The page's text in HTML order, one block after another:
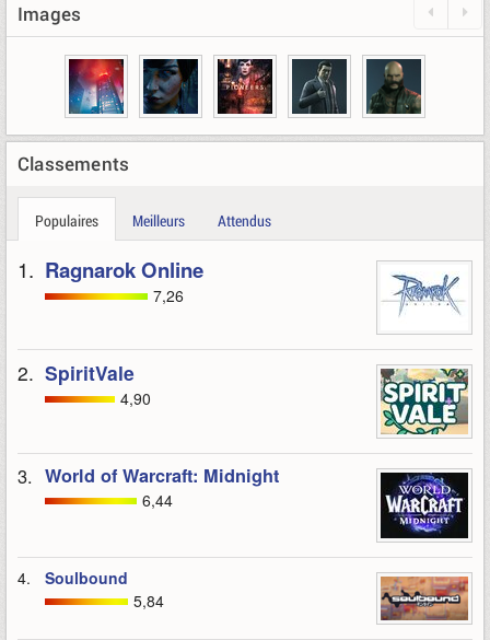
Images
Classements
Populaires Meilleurs Attendus
1. Ragnarok Online
7,26
2. SpiritVale
4,90
3. World of Warcraft: Midnight
6,44
4.
Soulbound
5,84